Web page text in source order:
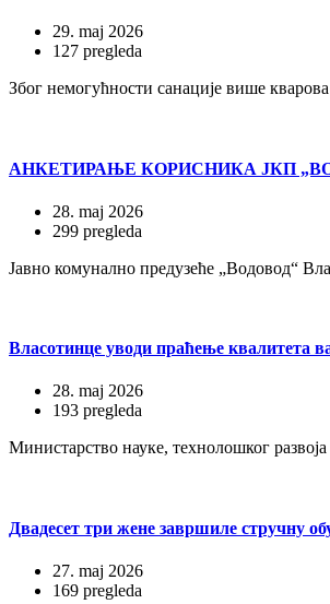
29. maj 2026
127 pregleda
Због немогућности санације више
АНКЕТИРАЊЕ КОРИСНИКА ЈКП
28. maj 2026
299 pregleda
Јавно комунално предузеће „Водовод“
Власотинце уводи праћење квалитета
28. maj 2026
193 pregleda
Министарство науке, технолошког
Двадесет три жене завршиле стручну
27. maj 2026
169 pregleda